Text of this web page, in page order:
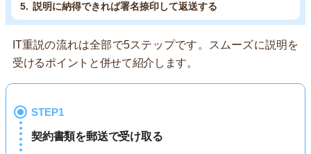
説明に納得できれば署名捺印して返送する
IT重説の流れは全部で5ステップです。スムーズに説明を
受けるポイントと併せて紹介します。
STEP1
契約書類を郵送で受け取る